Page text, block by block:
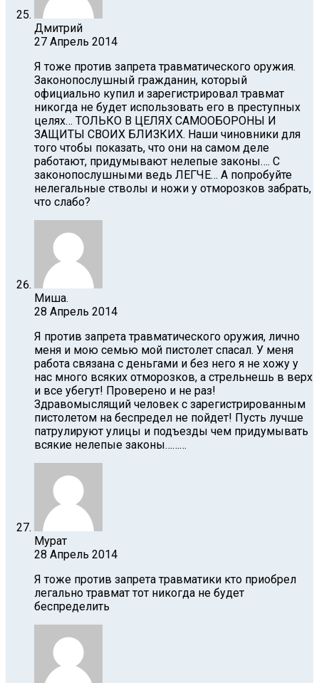
Дмитрий
27 Апрель 2014
Я тоже против запрета травматического оружия.
Законопослушный гражданин, который
официально купил и зарегистрировал травмат
никогда не будет использовать его в преступных
целях… ТОЛЬКО В ЦЕЛЯХ САМООБОРОНЫ И
ЗАЩИТЫ СВОИХ БЛИЗКИХ. Наши чиновники для
того чтобы показать, что они на самом деле
работают, придумывают нелепые законы…. С
законопослушными ведь ЛЕГЧЕ… А попробуйте
нелегальные стволы и ножи у отморозков забрать,
что слабо?
Миша.
28 Апрель 2014
Я против запрета травматического оружия, лично
меня и мою семью мой пистолет спасал. У меня
работа связана с деньгами и без него я не хожу у
нас много всяких отморозков, а стрельнешь в верх
и все убегут! Проверено и не раз!
Здравомыслящий человек с зарегистрированным
пистолетом на беспредел не пойдет! Пусть лучше
патрулируют улицы и подъезды чем придумывать
всякие нелепые законы………
Мурат
28 Апрель 2014
Я тоже против запрета травматики кто приобрел
легально травмат тот никогда не будет
беспределить